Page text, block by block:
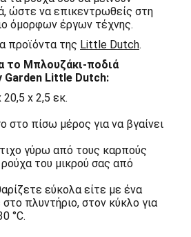
ώστε να επικεντρωθείς στη
όμορφων έργων τέχνης.
προϊόντα της Little Dutch.
το Μπλουζάκι-ποδιά
Garden Little Dutch:
20,5 x 2,5 εκ.
στο πίσω μέρος για να βγαίνει
γύρω από τους καρπούς
του μικρού σας από
εύκολα είτε με ένα
πλυντήριο, στον κύκλο για
°C.